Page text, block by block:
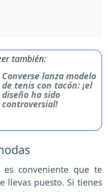
también:
Converse lanza modelo
de tenis con tacón: ¡el
diseño ha sido
controversial!
conveniente que te
llevas puesto. Si tienes